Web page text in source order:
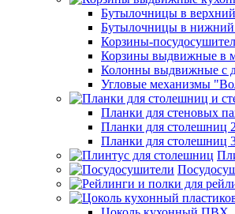
Бутылочницы в
Бутылочницы в нижний
Корзины-
Корзины выдвижные в
Колонны выдвижные с
Угловые механизмы
Планки для стеновых
Планки для столешниц
Планки для столешниц